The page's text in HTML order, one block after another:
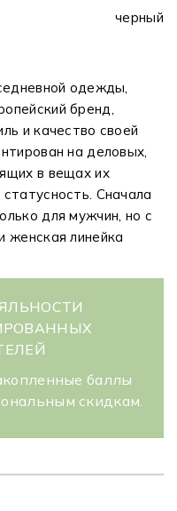
черный
одежды,
бренд,
и качество своей
на деловых,
в вещах их
Сначала
для мужчин, но с
женская линейка
баллы
скидкам.